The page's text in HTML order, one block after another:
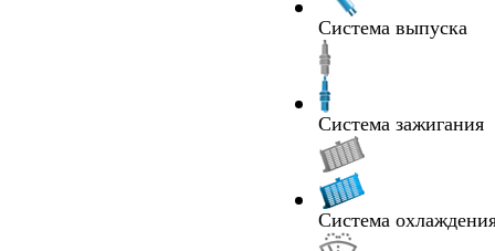
Система выпуска
Система зажигания
Система